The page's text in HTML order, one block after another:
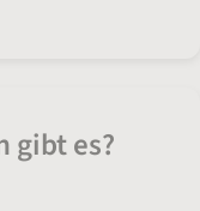
gibt es?